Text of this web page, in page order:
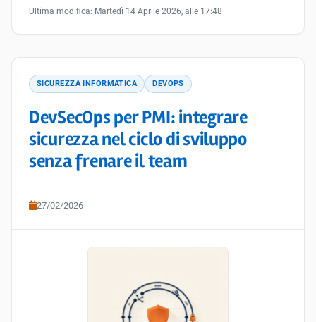
Ultima modifica: Martedì 14 Aprile 2026, alle 17:48
SICUREZZA INFORMATICA DEVOPS
DevSecOps per PMI: integrare
sicurezza nel ciclo di sviluppo
senza frenare il team
27/02/2026